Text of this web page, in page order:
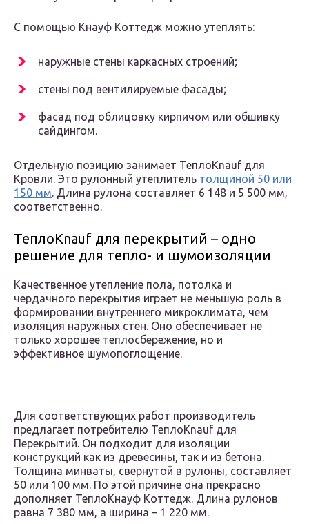
С помощью Кнауф Коттедж можно утеплять:
наружные стены каркасных строений;
стены под вентилируемые фасады;
фасад под облицовку кирпичом или обшивку
сайдингом.
Отдельную позицию занимает ТеплоKnauf для
Кровли. Это рулонный утеплитель толщиной 50 или
150 мм. Длина рулона составляет 6 148 и 5 500 мм,
соответственно.
ТеплоKnauf для перекрытий – одно
решение для тепло- и шумоизоляции
Качественное утепление пола, потолка и
чердачного перекрытия играет не меньшую роль в
формировании внутреннего микроклимата, чем
изоляция наружных стен. Оно обеспечивает не
только хорошее теплосбережение, но и
эффективное шумопоглощение.
Для соответствующих работ производитель
предлагает потребителю ТеплоKnauf для
Перекрытий. Он подходит для изоляции
конструкций как из древесины, так и из бетона.
Толщина минваты, свернутой в рулоны, составляет
50 или 100 мм. По этой причине она прекрасно
дополняет ТеплоКнауф Коттедж. Длина рулонов
равна 7 380 мм, а ширина – 1 220 мм.